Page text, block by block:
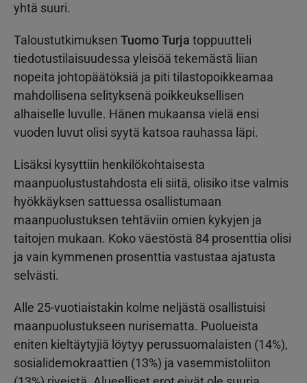
yhtä suuri.
Taloustutkimuksen Tuomo Turja toppuutteli
tiedotustilaisuudessa yleisöä tekemästä liian
nopeita johtopäätöksiä ja piti tilastopoikkeamaa
mahdollisena selityksenä poikkeuksellisen
alhaiselle luvulle. Hänen mukaansa vielä ensi
vuoden luvut olisi syytä katsoa rauhassa läpi.
Lisäksi kysyttiin henkilökohtaisesta
maanpuolustustahdosta eli siitä, olisiko itse valmis
hyökkäyksen sattuessa osallistumaan
maanpuolustuksen tehtäviin omien kykyjen ja
taitojen mukaan. Koko väestöstä 84 prosenttia olisi
ja vain kymmenen prosenttia vastustaa ajatusta
selvästi.
Alle 25-vuotiaistakin kolme neljästä osallistuisi
maanpuolustukseen nurisematta. Puolueista
eniten kieltäytyjiä löytyy perussuomalaisten (14%),
sosialidemokraattien (13%) ja vasemmistoliiton